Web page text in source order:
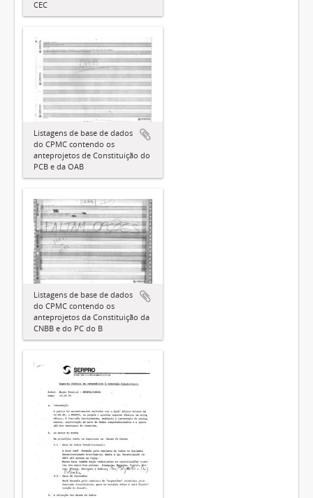
CEC
Listagens de base de dados
do CPMC contendo os
anteprojetos de Constituição do
PCB e da OAB
Listagens de base de dados
do CPMC contendo os
anteprojetos da Constituição da
CNBB e do PC do B